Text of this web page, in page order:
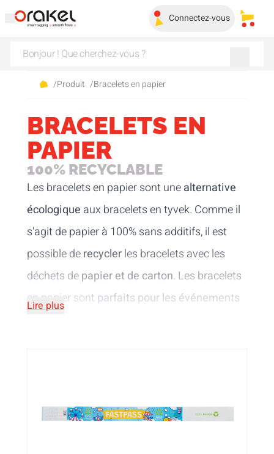
Connectez-vous Mes
/Produit /Bracelets en papier
BRACELETS EN
PAPIER
100% RECYCLABLE
Les bracelets en papier sont unealternative
écologique aux bracelets en tyvek. Comme il
s'agit de papier à 100% sans additifs, il est
possible derecyclerles bracelets avec les
déchets depapier et de carton. Les bracelets
en papier sont parfaits pour les événements
seront ainsi uniques pour votre événement
Lire plus